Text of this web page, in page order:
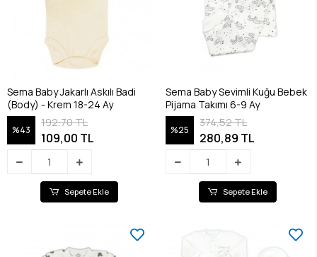
Sema Baby Jakarlı Askılı Badi
(Body) - Krem 18-24 Ay
%43
192,70 TL
109,00 TL
Sepete Ekle
Sema Baby Sevimli Kuğu Bebek
Pijama Takımı 6-9 Ay
%25
374,52 TL
280,89 TL
Sepete Ekle